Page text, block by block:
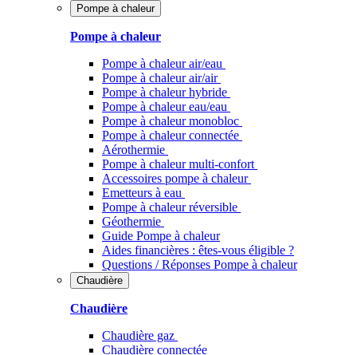
Pompe à chaleur
Pompe à chaleur
Pompe à chaleur air/eau
Pompe à chaleur air/air
Pompe à chaleur hybride
Pompe à chaleur​ eau/eau
Pompe à chaleur monobloc
Pompe à chaleur connectée
Aérothermie
Pompe à chaleur multi-confort
Accessoires pompe à chaleur
Emetteurs à eau
Pompe à chaleur réversible
Géothermie
Guide Pompe à chaleur
Aides financières : êtes-vous éligible ?
Questions / Réponses Pompe à chaleur
Chaudière
Chaudière
Chaudière gaz
Chaudière connectée